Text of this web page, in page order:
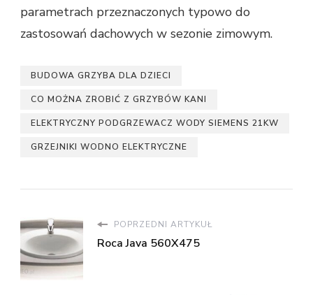
parametrach przeznaczonych typowo do
zastosowań dachowych w sezonie zimowym.
BUDOWA GRZYBA DLA DZIECI
CO MOŻNA ZROBIĆ Z GRZYBÓW KANI
ELEKTRYCZNY PODGRZEWACZ WODY SIEMENS 21KW
GRZEJNIKI WODNO ELEKTRYCZNE
POPRZEDNI ARTYKUŁ
Roca Java 560X475